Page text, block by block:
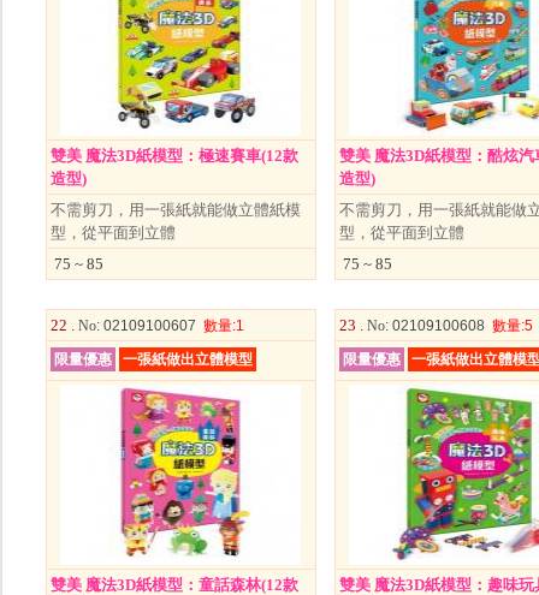
雙美 魔法3D紙模型：極速賽車(12款
造型)
不需剪刀，用一張紙就能做立體紙模
型，從平面到立體
75 ~ 85
雙美 魔法3D紙模型：酷炫汽
造型)
不需剪刀，用一張紙就能做
型，從平面到立體
75 ~ 85
22 . No: 02109100607 數量:1
限量優惠
一張紙做出立體模型
雙美 魔法3D紙模型：童話森林(12款
23 . No: 02109100608 數量:5
限量優惠
一張紙做出立體模
雙美 魔法3D紙模型：趣味玩